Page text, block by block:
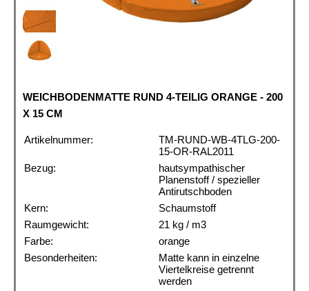
WEICHBODENMATTE RUND 4-TEILIG ORANGE - 200
X 15 CM
Artikelnummer:
TM-RUND-WB-4TLG-200-
15-OR-RAL2011
Bezug:
hautsympathischer
Planenstoff / spezieller
Antirutschboden
Kern:
Schaumstoff
Raumgewicht:
21 kg / m3
Farbe:
orange
Besonderheiten:
Matte kann in einzelne
Viertelkreise getrennt
werden